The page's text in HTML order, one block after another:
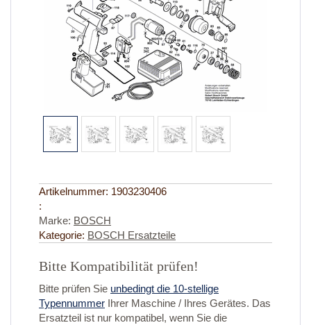
Artikelnummer: 1903230406
:
Marke: BOSCH
Kategorie: BOSCH Ersatzteile
Bitte Kompatibilität prüfen!
Bitte prüfen Sie unbedingt die 10-stellige
Typennummer Ihrer Maschine / Ihres Gerätes. Das
Ersatzteil ist nur kompatibel, wenn Sie die